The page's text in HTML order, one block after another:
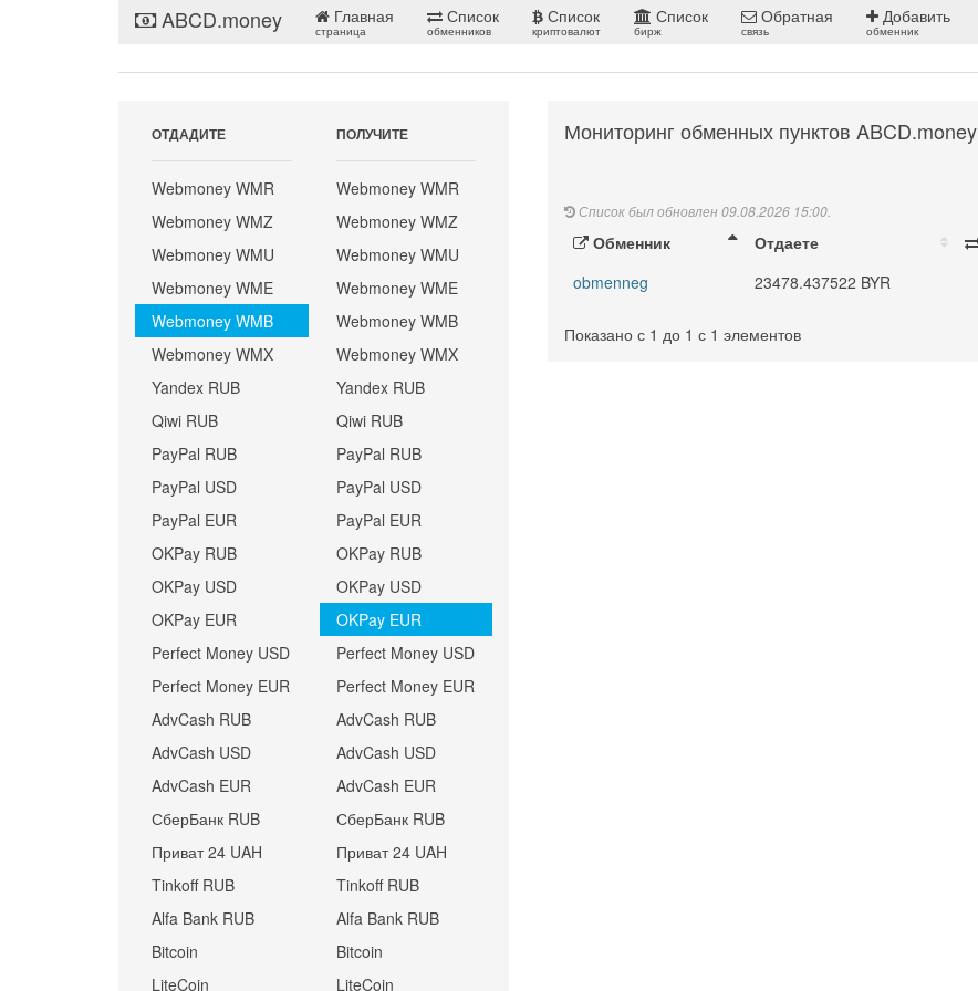
ABCD.money Главная
страница
Список
обменников
Список
криптовалют
Список
бирж
Обратная
связь
Добавить
обменник
ОТДАДИТЕ
Webmoney WMR
Webmoney WMZ
Webmoney WMU
Webmoney WME
Webmoney WMB
Webmoney WMX
Yandex RUB
Qiwi RUB
PayPal RUB
PayPal USD
PayPal EUR
OKPay RUB
OKPay USD
OKPay EUR
Perfect Money USD
Perfect Money EUR
AdvCash RUB
AdvCash USD
AdvCash EUR
СберБанк RUB
Приват 24 UAH
Tinkoff RUB
Alfa Bank RUB
Bitcoin
LiteCoin
ПОЛУЧИТЕ
Webmoney WMR
Webmoney WMZ
Webmoney WMU
Webmoney WME
Webmoney WMB
Webmoney WMX
Yandex RUB
Qiwi RUB
PayPal RUB
PayPal USD
PayPal EUR
OKPay RUB
OKPay USD
OKPay EUR
Perfect Money USD
Perfect Money EUR
AdvCash RUB
AdvCash USD
AdvCash EUR
СберБанк RUB
Приват 24 UAH
Tinkoff RUB
Alfa Bank RUB
Bitcoin
LiteCoin
Мониторинг обменных пунктов ABCD.money
Список был обновлен 09.08.2026 15:00.
Обменник Отдаете
obmenneg
23478.437522 BYR
Показано с 1 до 1 с 1 элементов